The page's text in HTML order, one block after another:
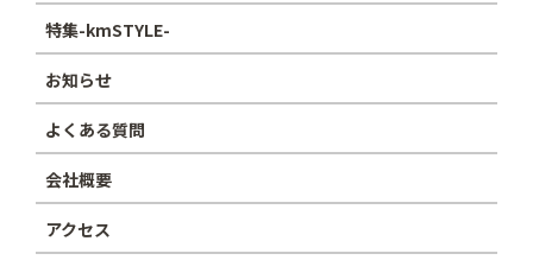
特集-kmSTYLE-
お知らせ
よくある質問
会社概要
アクセス